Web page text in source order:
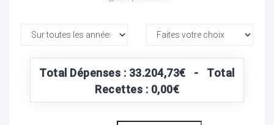
Total Dépenses : 33.204,73€ - Total
Recettes : 0,00€